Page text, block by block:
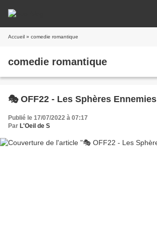
Accueil » comedie romantique
comedie romantique
🎭 OFF22 - Les Sphères Ennemies
Publié le 17/07/2022 à 07:17
Par L'Oeil de S